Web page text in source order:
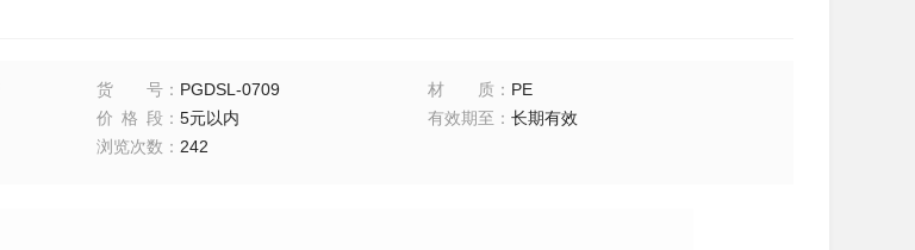
货号： PGDSL-0709 材质 ： PE
价格段： 5元以内 有效期至 ：长期有效
浏览次数 ： 242